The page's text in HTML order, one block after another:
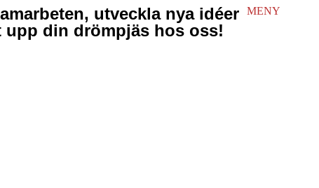
utveckla nya idéer
upp din drömpjäs hos oss!
MENY